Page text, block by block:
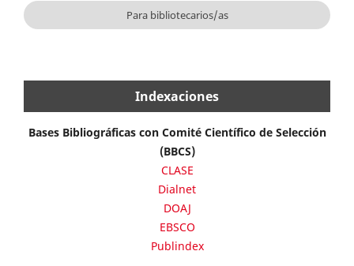
Para bibliotecarios/as
Indexaciones
Bases Bibliográficas con Comité Científico de Selección
(BBCS)
CLASE
Dialnet
DOAJ
EBSCO
Publindex